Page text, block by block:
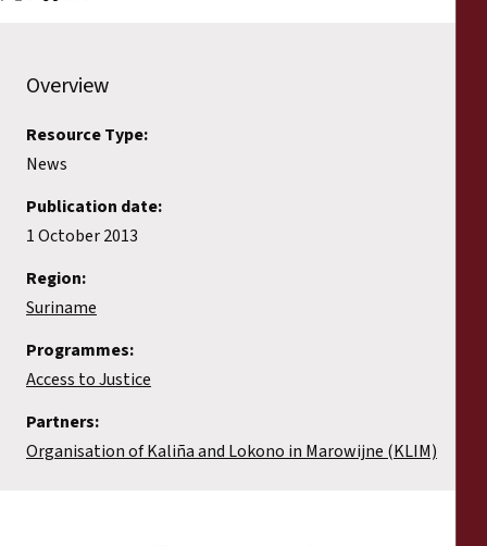
Overview
Resource Type:
News
Publication date:
1 October 2013
Region:
Suriname
Programmes:
Access to Justice
Partners:
Organisation of Kaliña and Lokono in Marowijne (KLIM)